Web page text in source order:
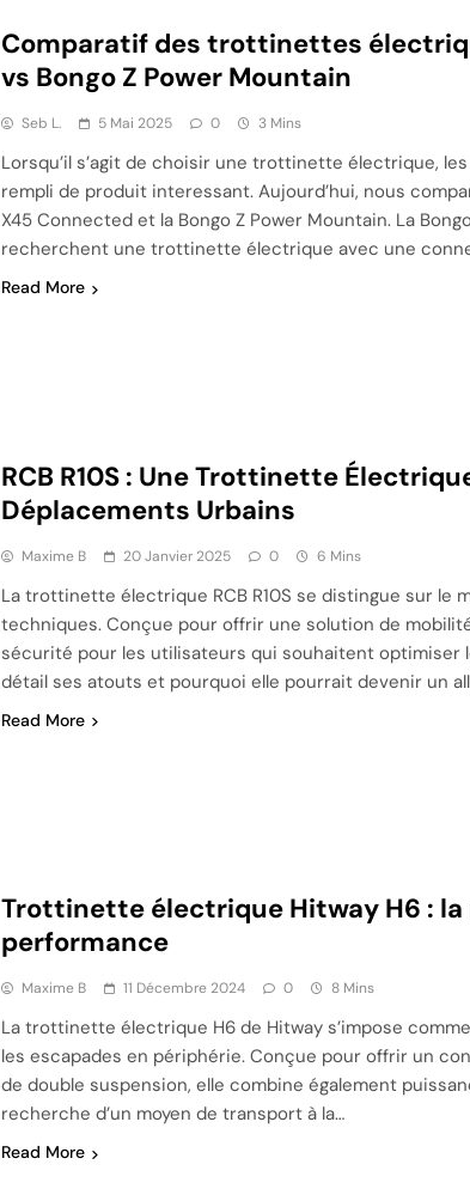
Comparatif des trottinettes
vs Bongo Z Power Mountain
Seb L. 5 Mai 2025 0 3 Mins
Lorsqu’il s’agit de choisir une trottinette électrique,
rempli de produit interessant. Aujourd’hui, nous
X45 Connected et la Bongo Z Power Mountain. La
recherchent une trottinette électrique avec une
Read More
RCB R10S : Une Trottinette
Déplacements Urbains
Maxime B 20 Janvier 2025 0 6 Mins
La trottinette électrique RCB R10S se distingue sur
techniques. Conçue pour offrir une solution de
sécurité pour les utilisateurs qui souhaitent optimiser
détail ses atouts et pourquoi elle pourrait devenir un
Read More
Trottinette électrique Hitway H6 :
performance
Maxime B 11 Décembre 2024 0 8 Mins
La trottinette électrique H6 de Hitway s’impose
les escapades en périphérie. Conçue pour offrir un
de double suspension, elle combine également
recherche d’un moyen de transport à la…
Read More